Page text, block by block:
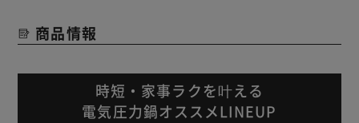
商品情報
時短・家事ラクを叶える
電気圧力鍋オススメLINEUP